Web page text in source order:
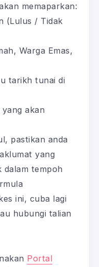
memaparkan:
(Lulus / Tidak
Warga Emas,
tarikh tunai di
akan
pastikan anda
yang
tempoh
ini, cuba lagi
hubungi talian
Portal